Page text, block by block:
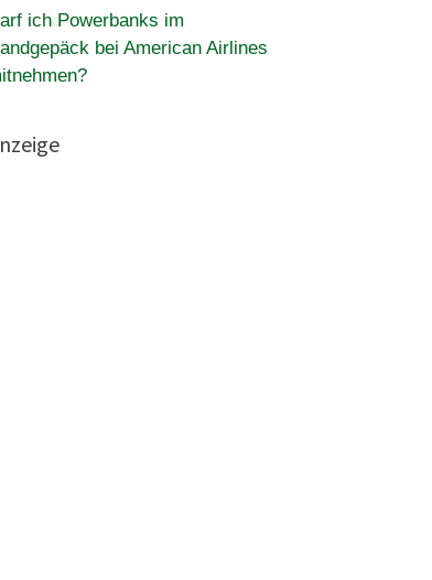
ich Powerbanks im
bei American Airlines